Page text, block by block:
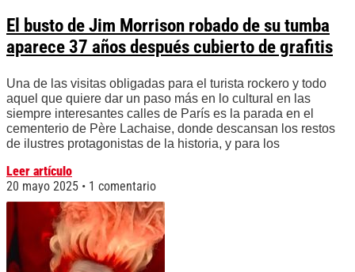
El busto de Jim Morrison robado de su tumba
aparece 37 años después cubierto de grafitis
Una de las visitas obligadas para el turista rockero y todo
aquel que quiere dar un paso más en lo cultural en las
siempre interesantes calles de París es la parada en el
cementerio de Père Lachaise, donde descansan los restos
de ilustres protagonistas de la historia, y para los
Leer artículo
20 mayo 2025
1 comentario